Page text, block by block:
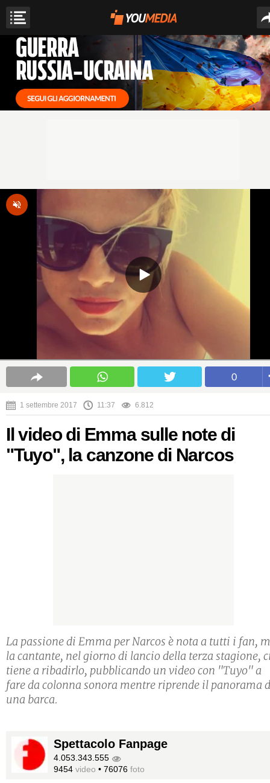
0
1 settembre 2017 11:37 6.812
Il video di Emma sulle note di
"Tuyo", la canzone di Narcos
La passione di Emma per Narcos è nota a tutti i fan,
la cantante, nel giorno di lancio della terza stagione,
tiene a ribadirlo, pubblicando un video con "Tuyo" a
fare da colonna sonora mentre riprende il panorama
una barca.
Spettacolo Fanpage
4.053.343.555
9454 video • 76076 foto